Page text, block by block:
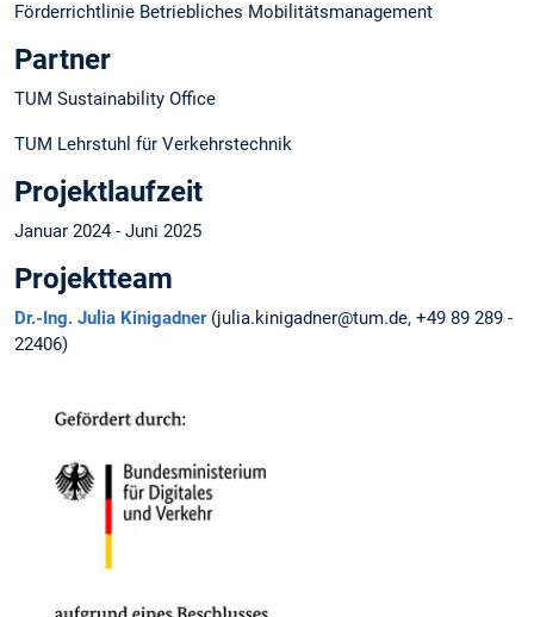
Förderrichtlinie Betriebliches Mobilitätsmanagement
Partner
TUM Sustainability Office
TUM Lehrstuhl für Verkehrstechnik
Projektlaufzeit
Januar 2024 - Juni 2025
Projektteam
Dr.-Ing. Julia Kinigadner(julia.kinigadner@tum.de, +49 89 289 -
22406)